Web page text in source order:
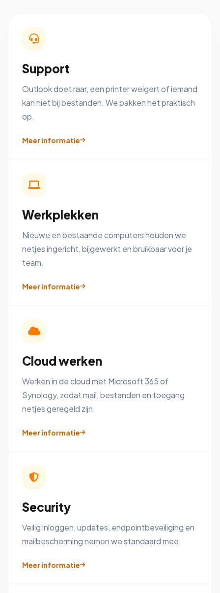
Support
Outlook doet raar, een printer weigert of iemand
kan niet bij bestanden. We pakken het praktisch
op.
Meer informatie
Werkplekken
Nieuwe en bestaande computers houden we
netjes ingericht, bijgewerkt en bruikbaar voor je
team.
Meer informatie
Cloud werken
Werken in de cloud met Microsoft 365 of
Synology, zodat mail, bestanden en toegang
netjes geregeld zijn.
Meer informatie
Security
Veilig inloggen, updates, endpointbeveiliging en
mailbescherming nemen we standaard mee.
Meer informatie